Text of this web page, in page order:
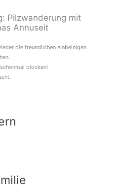
Pilzwanderung mit
Annuseit
die freundlichen einbeinigen
blocken!